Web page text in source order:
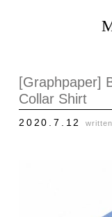
[Graphpaper]
Collar Shirt
2020.7.12